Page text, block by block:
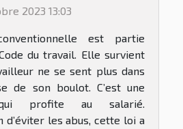
2023 13:03
est partie
du travail. Elle survient
ne se sent plus dans
de son boulot. C’est une
profite au salarié.
d’éviter les abus, cette loi a